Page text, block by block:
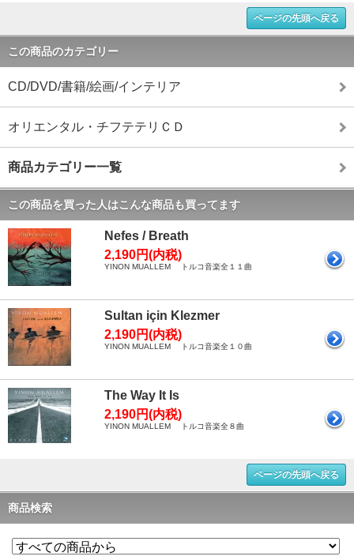
ページの先頭へ戻る
この商品のカテゴリー
CD/DVD/書籍/絵画/インテリア
オリエンタル・チフテテリＣＤ
商品カテゴリー一覧
この商品を買った人はこんな商品も買ってます
Nefes / Breath
2,190円(内税)
YINON MUALLEM トルコ音楽全１１曲
Sultan için Klezmer
2,190円(内税)
YINON MUALLEM トルコ音楽全１０曲
The Way It Is
2,190円(内税)
YINON MUALLEM トルコ音楽全８曲
ページの先頭へ戻る
商品検索